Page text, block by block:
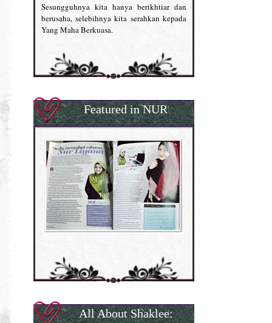
Sesungguhnya kita hanya berikhtiar dan
berusaha, selebihnya kita serahkan kepada
Yang Maha Berkuasa.
Featured in NUR
All About Shaklee: